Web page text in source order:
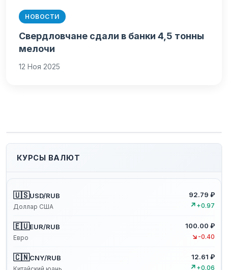
НОВОСТИ
Свердловчане сдали в банки 4,5 тонны
мелочи
12 Ноя 2025
КУРСЫ ВАЛЮТ
🇺🇸USD/RUB
Доллар США
92.79 ₽
↗ +0.97
🇪🇺EUR/RUB
Евро
100.00 ₽
↘ -0.40
🇨🇳CNY/RUB 12.61 ₽
↗ +0.06